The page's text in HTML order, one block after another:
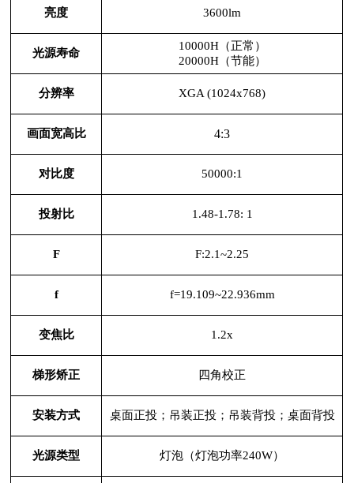
亮度 3600lm
光源寿命
10000H（正常）
20000H（节能）
分辨率 XGA (1024x768)
画面宽高比 4:3
对比度 50000:1
投射比 1.48-1.78: 1
F F:2.1~2.25
f f=19.109~22.936mm
变焦比 1.2x
梯形矫正 四角校正
安装方式 桌面正投；吊装正投；吊装背投；桌面背投
光源类型 灯泡（灯泡功率240W）